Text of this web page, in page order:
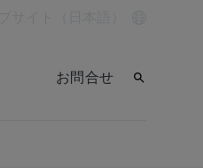
お問合せ